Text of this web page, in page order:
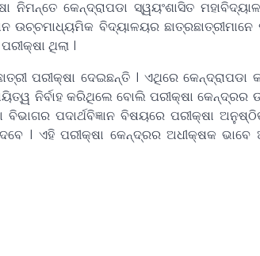
ନିମନ୍ତେ କେନ୍ଦ୍ରାପଡା ସ୍ୱୟଂଶାସିତ
ଉଚ୍ଚମାଧ୍ୟମିକ ବିଦ୍ୟାଳୟର
ଥିଲା ।
ପରୀକ୍ଷା ଦେଇଛନ୍ତି । ଏଥିରେ
ନିର୍ବାହ କରିଥିଲେ ବୋଲି ପରୀକ୍ଷା କେନ୍ଦ୍ରର
ପଦାର୍ଥବିଜ୍ଞାନ ବିଷୟରେ ପରୀକ୍ଷା
। ଏହି ପରୀକ୍ଷା କେନ୍ଦ୍ରର ଅଧୀକ୍ଷକ